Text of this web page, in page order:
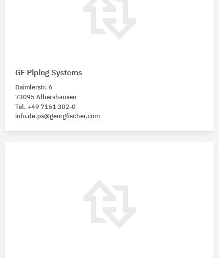
GF Piping Systems
Daimlerstr. 6
73095 Albershausen
Tel. +49 7161 302-0
info.de.ps@georgfischer.com